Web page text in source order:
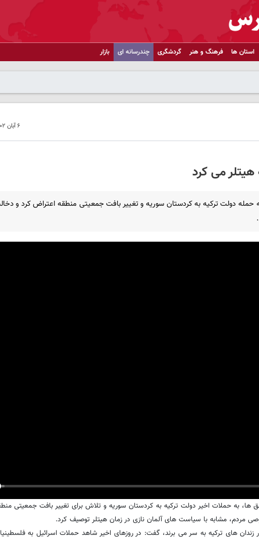
استان ها فرهنگ و هنر گردشگری چندرسانه ای بازار
۶ آبان ۱۴۰۲ - ۱۶:۵۷
می کرد
حمله دولت ترکیه به کردستان سوریه و تغییر بافت جمعیتی منطقه اعتراض کرد و
ها، به حملات اخیر دولت ترکیه به کردستان سوریه و تلاش برای تغییر بافت جمعیتی
مردم، مشابه با سیاست های آلمان نازی در زمان هیتلر توصیف کرد.
زندان های ترکیه به سر می برند، گفت: در روزهای اخیر شاهد حملات اسرائیل به